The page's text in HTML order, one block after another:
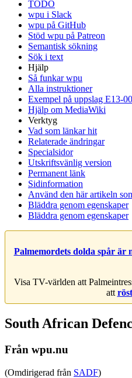
TODO
wpu i Slack
wpu på GitHub
Stöd wpu på Patreon
Semantisk sökning
Sök i text
Hjälp
Så funkar wpu
Alla instruktioner
Exempel på uppslag E13-
Hjälp om MediaWiki
Verktyg
Vad som länkar hit
Relaterade ändringar
Specialsidor
Utskriftsvänlig version
Permanent länk
Sidinformation
Använd den här artikeln
Bläddra genom egenskaper
Bläddra genom egenskaper
Palmemordets dolda spår är
Visa TV-världen att
att
South African
Från wpu.nu
(Omdirigerad från SADF)